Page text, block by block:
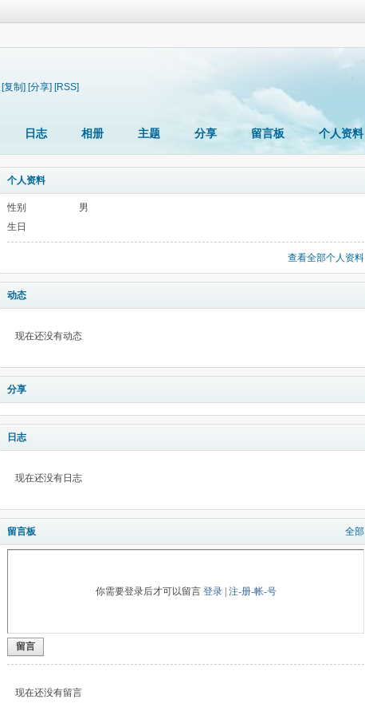
[复制] [分享] [RSS]
日志 相册 主题 分享 留言板 个人资料
个人资料
性别
男
生日
查看全部个人资料
动态
现在还没有动态
分享
日志
现在还没有日志
留言板 全部
你需要登录后才可以留言 登录| 注-册-帐-号
留言
现在还没有留言